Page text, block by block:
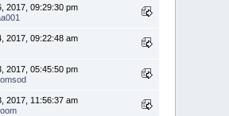
2017, 09:29:30 pm
2017, 09:22:48 am
2017, 05:45:50 pm
2017, 11:56:37 am